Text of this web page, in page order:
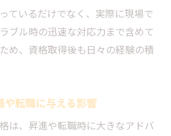
ているだけでなく、実際に現場で
ブル時の迅速な対応力まで含めて
め、資格取得後も日々の経験の積
転職に与える影響
は、昇進や転職時に大きなアドバ